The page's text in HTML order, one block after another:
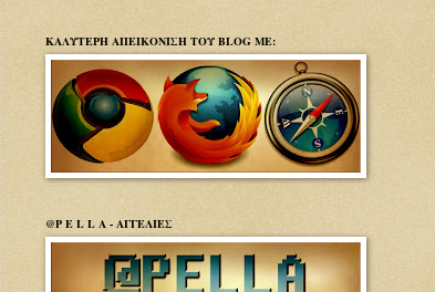
ΚΑΛΥΤΕΡΗ ΑΠΕΙΚΟΝΙΣΗ ΤΟΥ BLOG ΜΕ:
@P E L L A - ΑΓΓΕΛΙΕΣ